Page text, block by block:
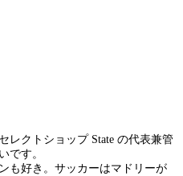
レクトショップ State の代表兼管
です。
も好き。サッカーはマドリーが